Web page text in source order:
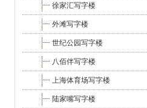
徐家汇写字楼
外滩写字楼
世纪公园写字楼
八佰伴写字楼
上海体育场写字楼
陆家嘴写字楼